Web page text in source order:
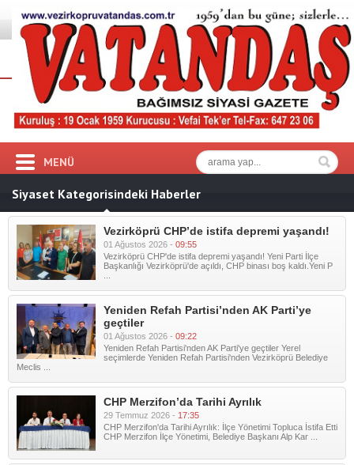
MENÜ
Siyaset Kategorisindeki Haberler
Vezirköprü CHP’de istifa depremi yaşandı!
01 Ağustos 2026 - 09:55
Vezirköprü CHP'de istifa depremi yaşandı! Yeni Parti İlçe
Başkanlığı Vezirköprü'de açıldı, CHP binası boş kaldı.Yeni P
Yeniden Refah Partisi’nden AK Parti’ye
geçtiler
01 Ağustos 2026 - 09:22
Yeniden Refah Partisi'nden AK Parti'ye geçtiler Yerel
seçimlerde Yeniden Refah Partisi'nden Vezirköprü Belediye
Meclis ...
CHP Merzifon’da Tarihi Ayrılık
29 Temmuz 2026 - 17:35
CHP Merzifon'da Tarihi Ayrılık: İlçe Yönetimi Topluca İstifa Etti
CHP Merzifon İlçe Yönetimi, Belediye Başkanı Alp Kar ...